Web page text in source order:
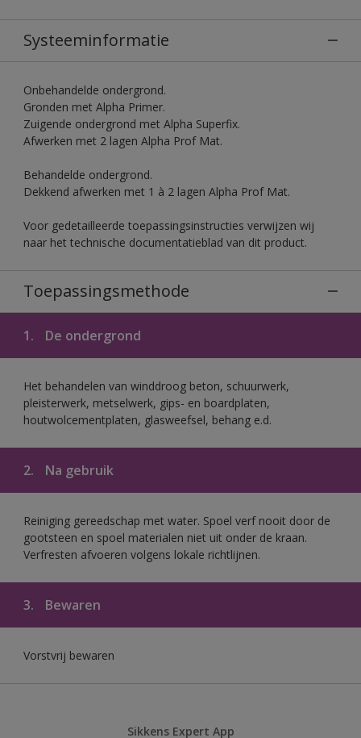
Systeeminformatie
Onbehandelde ondergrond.
Gronden met Alpha Primer.
Zuigende ondergrond met Alpha Superfix.
Afwerken met 2 lagen Alpha Prof Mat.
Behandelde ondergrond.
Dekkend afwerken met 1 à 2 lagen Alpha Prof Mat.
Voor gedetailleerde toepassingsinstructies verwijzen wij
naar het technische documentatieblad van dit product.
Toepassingsmethode
1. De ondergrond
Het behandelen van winddroog beton, schuurwerk,
pleisterwerk, metselwerk, gips- en boardplaten,
houtwolcementplaten, glasweefsel, behang e.d.
2. Na gebruik
Reiniging gereedschap met water. Spoel verf nooit door de
gootsteen en spoel materialen niet uit onder de kraan.
Verfresten afvoeren volgens lokale richtlijnen.
3. Bewaren
Vorstvrij bewaren
Sikkens Expert App